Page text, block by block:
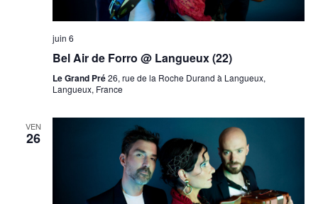
juin 6
Bel Air de Forro @ Langueux (22)
Le Grand Pré26, rue de la Roche Durand à Langueux,
Langueux, France
VEN
26